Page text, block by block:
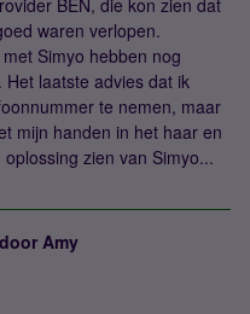
BEN, die kon zien dat
waren verlopen.
Simyo hebben nog
laatste advies dat ik
te nemen, maar
mijn handen in het haar en
zien van Simyo...
Amy